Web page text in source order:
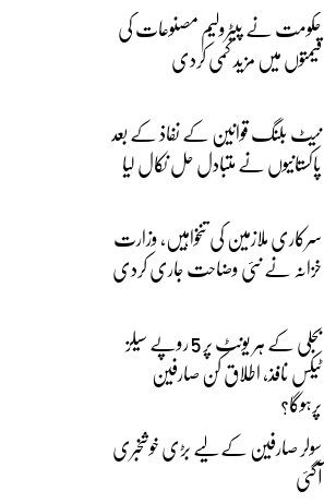
حکومت نے پیٹرولیم مصنوعات کی
قیمتوں میں مزید کمی کردی
نیٹ بلنگ قوانین کے نفاذ کے بعد
پاکستانیوں نے متبادل حل نکال لیا
سرکاری ملازمین کی تنخواہیں، وزارت
خزانہ نے نئی وضاحت جاری کردی
بجلی کے ہر یونٹ پر 5 روپے سیلز
ٹیکس نافذ، اطلاق کن صارفین
پرہوگا؟
سولر صارفین کے لیے بڑی خوشخبری
آگئی